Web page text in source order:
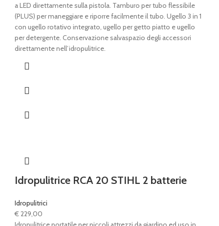
era:
€ 249,00.
è:
€ 229,00.
a LED direttamente sulla pistola. Tamburo per tubo flessibile
(PLUS) per maneggiare e riporre facilmente il tubo. Ugello 3 in 1
con ugello rotativo integrato, ugello per getto piatto e ugello
per detergente. Conservazione salvaspazio degli accessori
direttamente nell’idropulitrice.
Idropulitrice RCA 20 STIHL 2 batterie
Idropulitrici
€ 229,00